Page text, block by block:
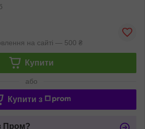
на сайті — 500 ₴
Купити
або
Купити з
Пром?